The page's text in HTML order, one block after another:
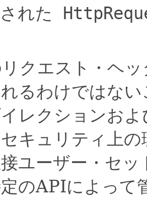
れた
クエスト・ヘ
るわけではな
レクションお
キュリティ上
ユーザー・セ
のAPIによって